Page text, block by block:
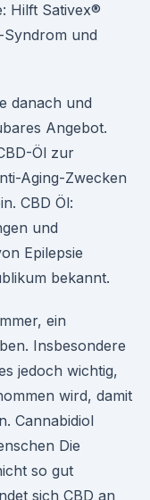
Hilft Sativex®
und
danach und
Angebot.
Öl zur
Aging-Zwecken
CBD Öl:
und
Epilepsie
bekannt.
ein
Insbesondere
jedoch wichtig,
wird, damit
Cannabidiol
Die
so gut
sich CBD an